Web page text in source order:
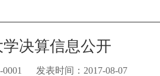
学决算信息公开
0001 发表时间：2017-08-07